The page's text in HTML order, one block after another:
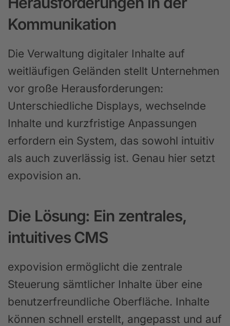
Kommunikation
Die Verwaltung digitaler Inhalte auf
weitläufigen Geländen stellt Unternehmen
vor große Herausforderungen:
Unterschiedliche Displays, wechselnde
Inhalte und kurzfristige Anpassungen
erfordern ein System, das sowohl intuitiv
als auch zuverlässig ist. Genau hier setzt
expovision an.
Die Lösung: Ein zentrales,
intuitives CMS
expovision ermöglicht die zentrale
Steuerung sämtlicher Inhalte über eine
benutzerfreundliche Oberfläche. Inhalte
können schnell erstellt, angepasst und auf